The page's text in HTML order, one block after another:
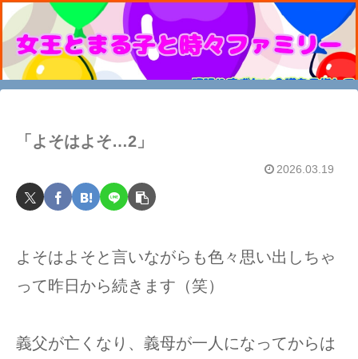
「よそはよそ…2」
2026.03.19
よそはよそと言いながらも色々思い出しちゃ
って昨日から続きます（笑）
義父が亡くなり、義母が一人になってからは